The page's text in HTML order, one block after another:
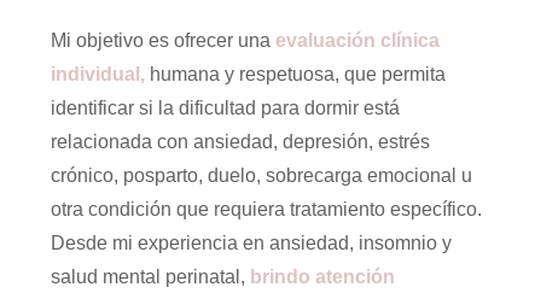
Mi objetivo es ofrecer una evaluación clínica
individual, humana y respetuosa, que permita
identificar si la dificultad para dormir está
relacionada con ansiedad, depresión, estrés
crónico, posparto, duelo, sobrecarga emocional u
otra condición que requiera tratamiento específico.
Desde mi experiencia en ansiedad, insomnio y
salud mental perinatal, brindo atención